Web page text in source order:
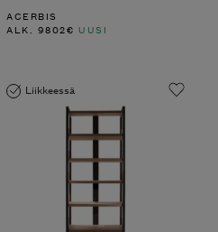
ACERBIS
ALK. 9802€ UUSI
Liikkeessä